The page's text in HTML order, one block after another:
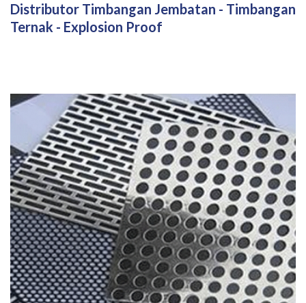
Distributor Timbangan Jembatan - Timbangan
Ternak - Explosion Proof